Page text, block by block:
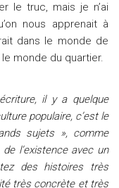
le truc, mais je n’ai
nous apprenait à
dans le monde de
le monde du quartier.
il y a quelque
populaire, c’est le
sujets », comme
l’existence avec un
des histoires très
très concrète et très